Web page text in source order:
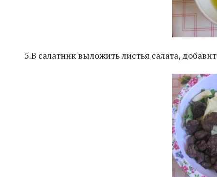
5.В салатник выложить листья салата,